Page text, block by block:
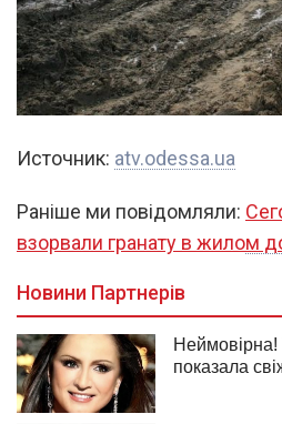
Источник: atv.odessa.ua
Раніше ми повідомляли:
взорвали гранату в жилом